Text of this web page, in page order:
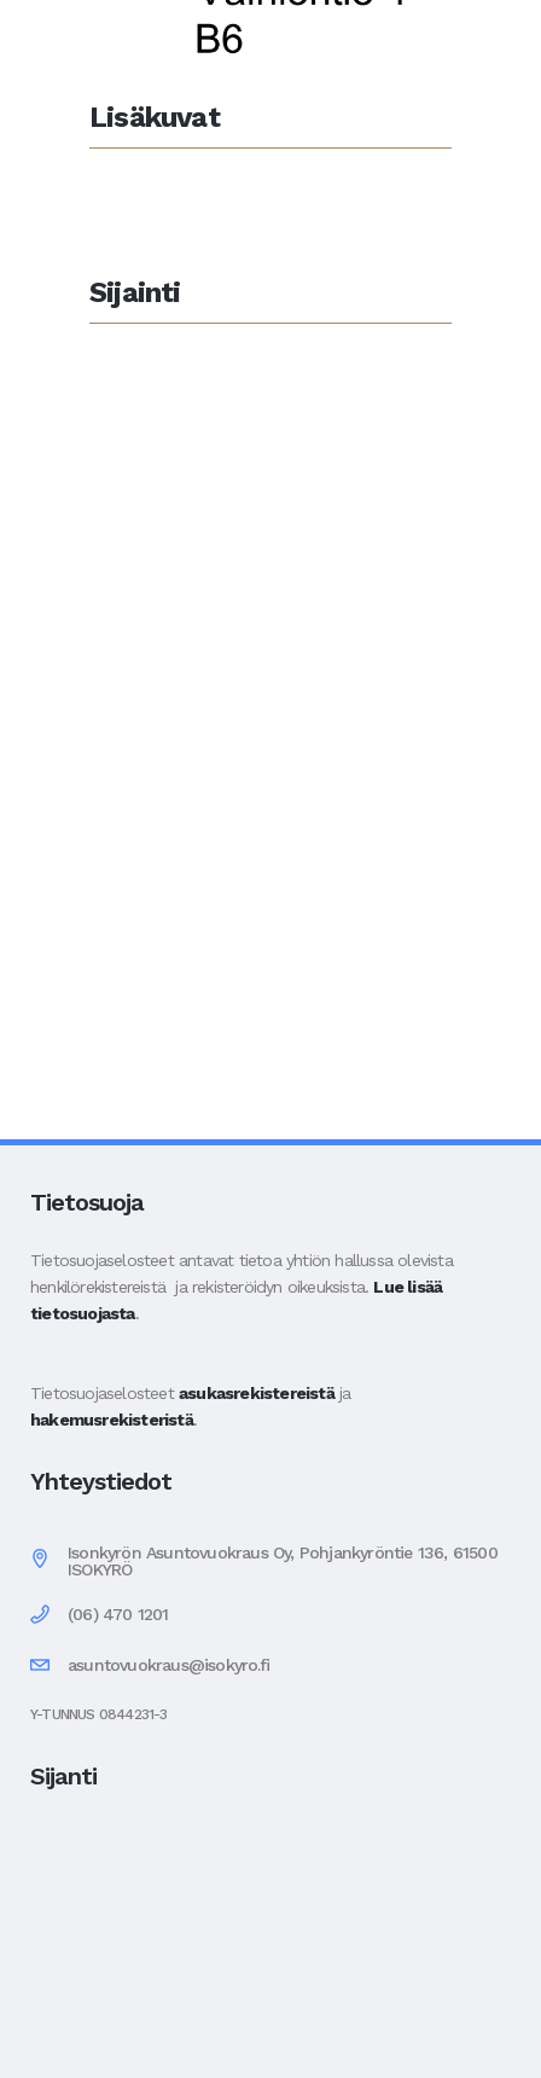
Lisäkuvat
Sijainti
Tietosuoja
Tietosuojaselosteet antavat tietoa yhtiön hallussa olevista
henkilörekistereistä ja rekisteröidyn oikeuksista. Lue lisää
tietosuojasta.
Tietosuojaselosteetasukasrekistereistäja
hakemusrekisteristä.
Yhteystiedot
Isonkyrön Asuntovuokraus Oy, Pohjankyröntie 136, 61500
ISOKYRÖ
(06) 470 1201
asuntovuokraus@isokyro.fi
Y-TUNNUS 0844231-3
Sijanti